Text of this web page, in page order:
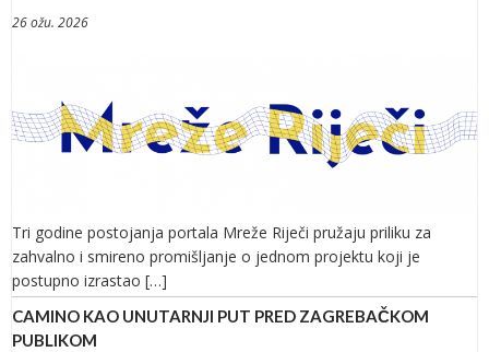
26 ožu. 2026
Tri godine postojanja portala Mreže Riječi pružaju priliku za
zahvalno i smireno promišljanje o jednom projektu koji je
postupno izrastao […]
CAMINO KAO UNUTARNJI PUT PRED ZAGREBAČKOM
PUBLIKOM